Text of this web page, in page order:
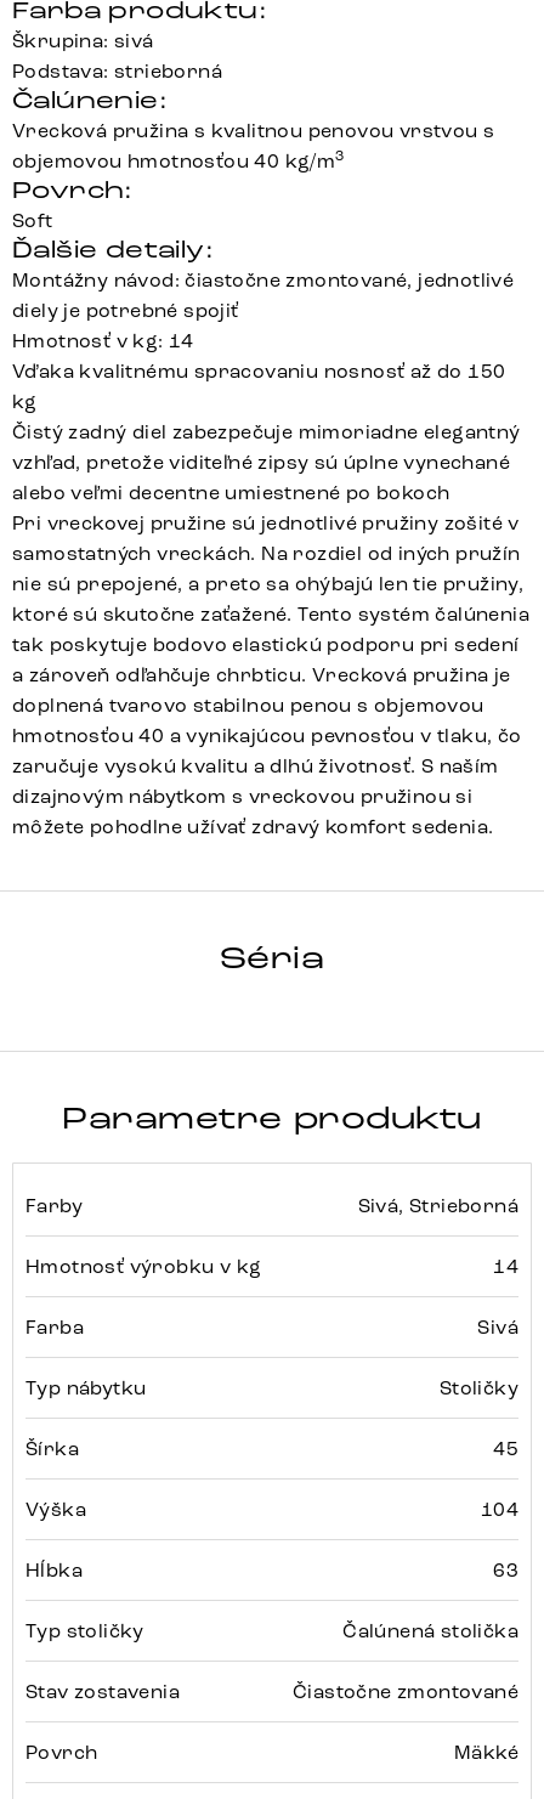
Farba produktu:
Škrupina: sivá
Podstava: strieborná
Čalúnenie:
Vrecková pružina s kvalitnou penovou vrstvou s
objemovou hmotnosťou 40 kg/m3
Povrch:
Soft
Ďalšie detaily:
Montážny návod: čiastočne zmontované, jednotlivé
diely je potrebné spojiť
Hmotnosť v kg: 14
Vďaka kvalitnému spracovaniu nosnosť až do 150
kg
Čistý zadný diel zabezpečuje mimoriadne elegantný
vzhľad, pretože viditeľné zipsy sú úplne vynechané
alebo veľmi decentne umiestnené po bokoch
Pri vreckovej pružine sú jednotlivé pružiny zošité v
samostatných vreckách. Na rozdiel od iných pružín
nie sú prepojené, a preto sa ohýbajú len tie pružiny,
ktoré sú skutočne zaťažené. Tento systém čalúnenia
tak poskytuje bodovo elastickú podporu pri sedení
a zároveň odľahčuje chrbticu. Vrecková pružina je
doplnená tvarovo stabilnou penou s objemovou
hmotnosťou 40 a vynikajúcou pevnosťou v tlaku, čo
zaručuje vysokú kvalitu a dlhú životnosť. S naším
dizajnovým nábytkom s vreckovou pružinou si
môžete pohodlne užívať zdravý komfort sedenia.
Séria
PELA-FLEX
Parametre produktu
Farby Sivá, Strieborná
Hmotnosť výrobku v kg 14
Farba Sivá
Typ nábytku Stoličky
Šírka 45
Výška 104
Hĺbka 63
Typ stoličky Čalúnená stolička
Stav zostavenia Čiastočne zmontované
Povrch Mäkké